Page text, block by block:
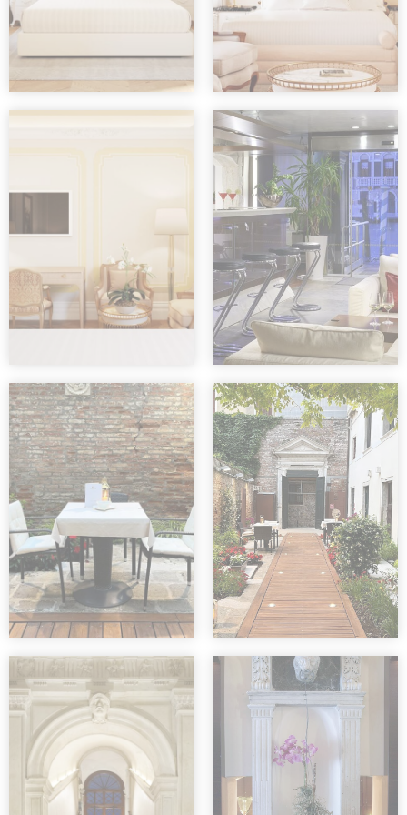
Google
Analytics
tracking to
enhance the
website
performance and
experience
Google
Analytics
allows user
tracking to
enhance the
website
performance and
experience
2
Jahre
Marketing und Werbung
Marketing-Cookies werden hauptsächlich
von Dritten verwendet, um ein Benutzerprofil
zu erstellen, um sein Verhalten und seine
Marketingzwecke zu verfolgen.
Name Anbieter Zweck Dauer
MUID
Bing
Tracking/Advertising
1 Jahr
_uetsid
Tracking/Advertising
24
Stunden
_uetvid
Bing
Tracking/Advertising
1 Jahr
Werbenutzerdaten
Erteilen Sie Ihre Einwilligung zur
Übermittlung von Nutzerdaten im
Zusammenhang mit Werbung an Google.
Name Anbieter Zweck
MUID
Bing
Tracking/Advertising